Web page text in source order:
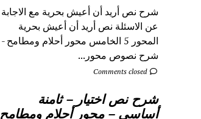
شرح نص أريد أن أعيش بحرية مع الاجابة
عن الاسئلة نص أريد أن أعيش بحرية
المحور 5 الخامس محور أحلام ومطامح -
شرح نصوص محور...
Comments closed
شرح نص اختيار – ثامنة
أساسي – محور أحلام ومطامح